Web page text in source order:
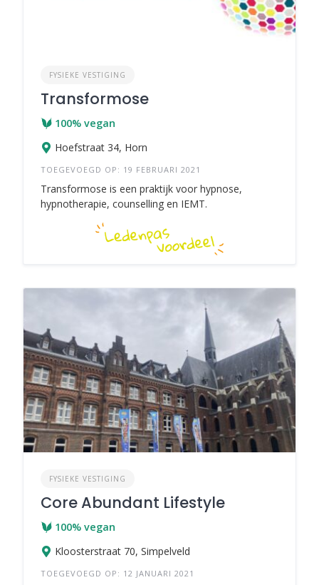
FYSIEKE VESTIGING
Transformose
100% vegan
Hoefstraat 34, Horn
TOEGEVOEGD OP: 19 FEBRUARI 2021
Transformose is een praktijk voor hypnose,
hypnotherapie, counselling en IEMT.
FYSIEKE VESTIGING
Core Abundant Lifestyle
100% vegan
Kloosterstraat 70, Simpelveld
TOEGEVOEGD OP: 12 JANUARI 2021